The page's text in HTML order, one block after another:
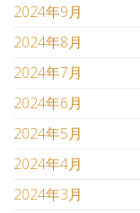
2024年9月
2024年8月
2024年7月
2024年6月
2024年5月
2024年4月
2024年3月